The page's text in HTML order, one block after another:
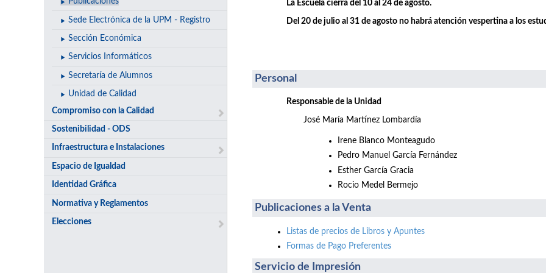
Sede Electrónica de la UPM - Registro
Sección Económica
Servicios Informáticos
Secretaría de Alumnos
Unidad de Calidad
Compromiso con la Calidad
Sostenibilidad - ODS
Infraestructura e Instalaciones
Espacio de Igualdad
Identidad Gráfica
Normativa y Reglamentos
Elecciones
La Escuela cierra del 10 al 24 de agosto.
Del 20 de julio al 31 de agosto no habrá atención vespertina a los
Personal
Responsable de la Unidad
José María Martínez Lombardía
Irene Blanco Monteagudo
Pedro Manuel García Fernández
Esther García Gracia
Rocio Medel Bermejo
Publicaciones a la Venta
Listas de precios de Libros y Apuntes
Formas de Pago Preferentes
Servicio de Impresión